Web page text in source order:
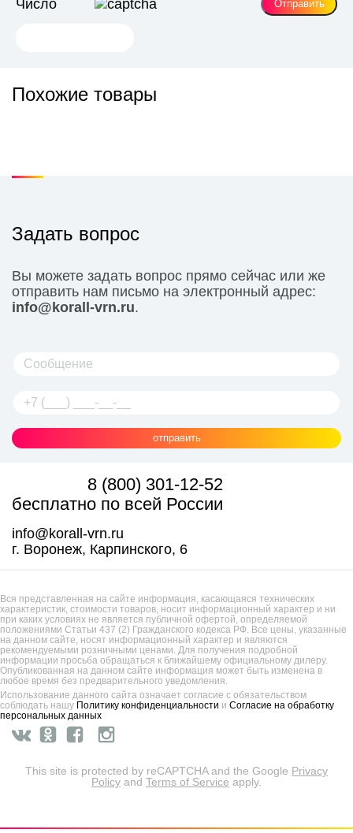
Число
Похожие товары
Задать вопрос
Вы можете задать вопрос прямо сейчас или же
отправить нам письмо на электронный адрес:
info@korall-vrn.ru.
отправить
8 (800) 301-12-52
бесплатно по всей России
info@korall-vrn.ru
г. Воронеж, Карпинского, 6
Вся представленная на сайте информация, касающаяся технических
характеристик, стоимости товаров, носит информационный характер и ни
при каких условиях не является публичной офертой, определяемой
положениями Статьи 437 (2) Гражданского кодекса РФ. Все цены, указанные
на данном сайте, носят информационный характер и являются
рекомендуемыми розничными ценами. Для получения подробной
информации просьба обращаться к ближайшему официальному дилеру.
Опубликованная на данном сайте информация может быть изменена в
любое время без предварительного уведомления.
Использование данного сайта означает согласие с обязательством
соблюдать нашу Политику конфиденциальности и Согласие на обработку
персональных данных
This site is protected by reCAPTCHA and the Google Privacy
Policy and Terms of Service apply.